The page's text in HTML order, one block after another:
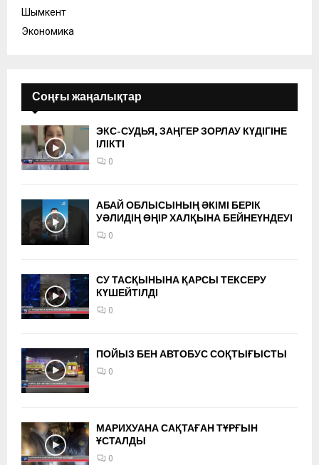
Шымкент
Экономика
Соңғы жаңалықтар
ЭКС-СУДЬЯ, ЗАҢГЕР ЗОРЛАУ КҮДІГІНЕ
ІЛІКТІ
0
АБАЙ ОБЛЫСЫНЫҢ ӘКІМІ БЕРІК
УӘЛИДІҢ ӨҢІР ХАЛҚЫНА БЕЙНЕҮНДЕУІ
0
СУ ТАСҚЫНЫНА ҚАРСЫ ТЕКСЕРУ
КҮШЕЙТІЛДІ
0
ПОЙЫЗ БЕН АВТОБУС СОҚТЫҒЫСТЫ
0
МАРИХУАНА САҚТАҒАН ТҰРҒЫН
ҰСТАЛДЫ
0